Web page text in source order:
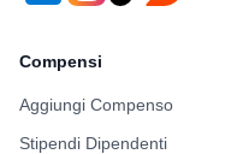
Compensi
Aggiungi Compenso
Stipendi Dipendenti